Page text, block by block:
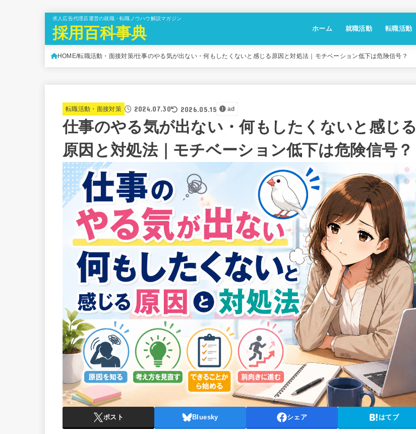
求人広告代理店運営の就職・転職ノウハウ解説マガジン
採用百科事典 ホーム 就職活動 転職活動
HOME 転職活動・面接対策 仕事のやる気が出ない・何もしたくないと感じる原因と対処法｜モチベーション低下は危険信号？
転職活動・面接対策 2024.07.30 2026.05.15 ad
仕事のやる気が出ない・何もしたくないと感じる
原因と対処法｜モチベーション低下は危険信号？
ポスト Bluesky シェア はてブ